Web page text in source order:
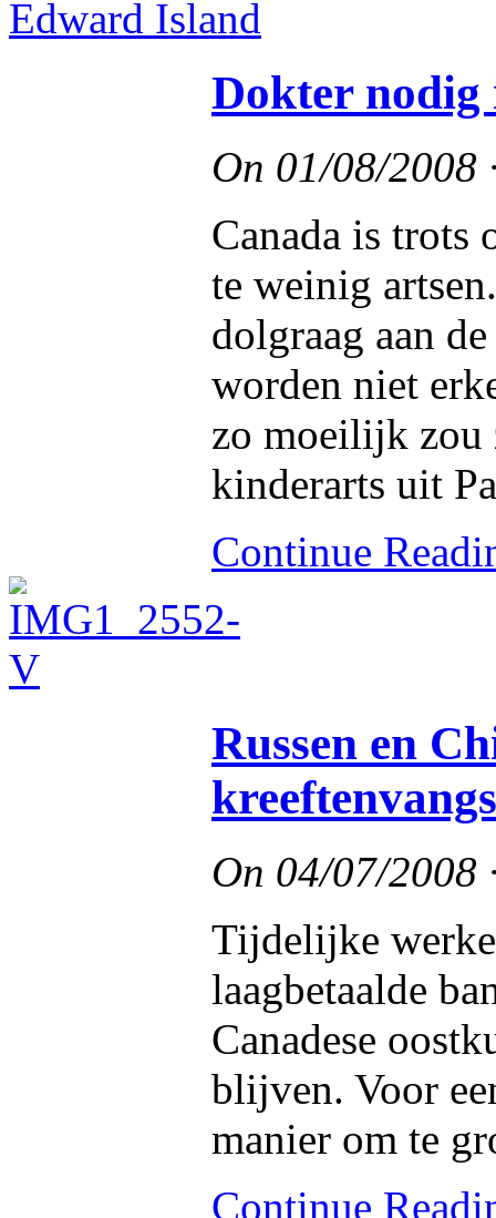
Dokter nodig
On 01/08/2008
Canada is trots
te weinig
dolgraag aan
worden niet
zo moeilijk zou
kinderarts uit
Continue
Russen en
On 04/07/2008
Tijdelijke
laagbetaalde
Canadese
blijven. Voor
manier om te
Continue